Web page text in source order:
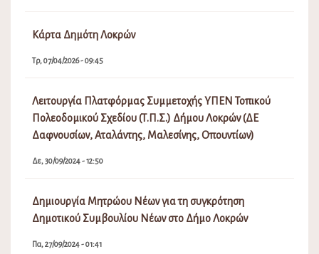
Κάρτα Δημότη Λοκρών
Τρ, 07/04/2026 - 09:45
Λειτουργία Πλατφόρμας Συμμετοχής ΥΠΕΝ Τοπικού
Πολεοδομικού Σχεδίου (Τ.Π.Σ.) Δήμου Λοκρών (ΔΕ
Δαφνουσίων, Αταλάντης, Μαλεσίνης, Οπουντίων)
Δε, 30/09/2024 - 12:50
Δημιουργία Μητρώου Νέων για τη συγκρότηση
Δημοτικού Συμβουλίου Νέων στο Δήμο Λοκρών
Πα, 27/09/2024 - 01:41